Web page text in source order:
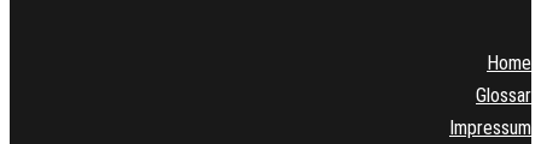
Home
Glossar
Impressum